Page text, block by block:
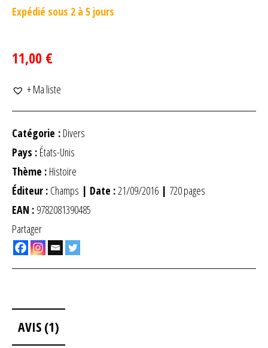
Expédié sous 2 à 5 jours
11,00 €
+ Ma liste
Catégorie : Divers
Pays : États-Unis
Thème : Histoire
Éditeur : Champs | Date : 21/09/2016 | 720 pages
EAN : 9782081390485
Partager
AVIS (1)